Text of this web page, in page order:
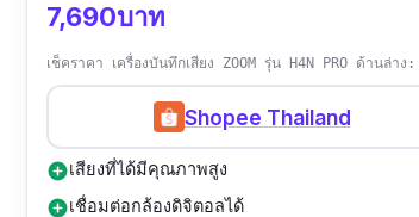
7,690บาท
เช็คราคา เครื่องบันทึกเสียง ZOOM รุ่น H4N PRO ด้านล่าง:
Shopee Thailand
add_circleเสียงที่ได้มีคุณภาพสูง
add_circleเชื่อมต่อกล้องดิจิตอลได้